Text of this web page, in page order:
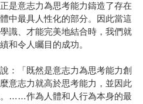
是意志力為思考能力鑄造了存在
中最具人性化的部分。因此當這
識、才能完美地結合時，我們就
和令人矚目的成功。
「既然是意志力為思考能力創
意志力就高於思考能力，並因此
……作為人體和人行為本身的最